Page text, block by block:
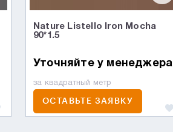
Nature Listello Iron Mocha
90*1.5
Уточняйте у менеджера
за квадратный метр
ОСТАВЬТЕ ЗАЯВКУ